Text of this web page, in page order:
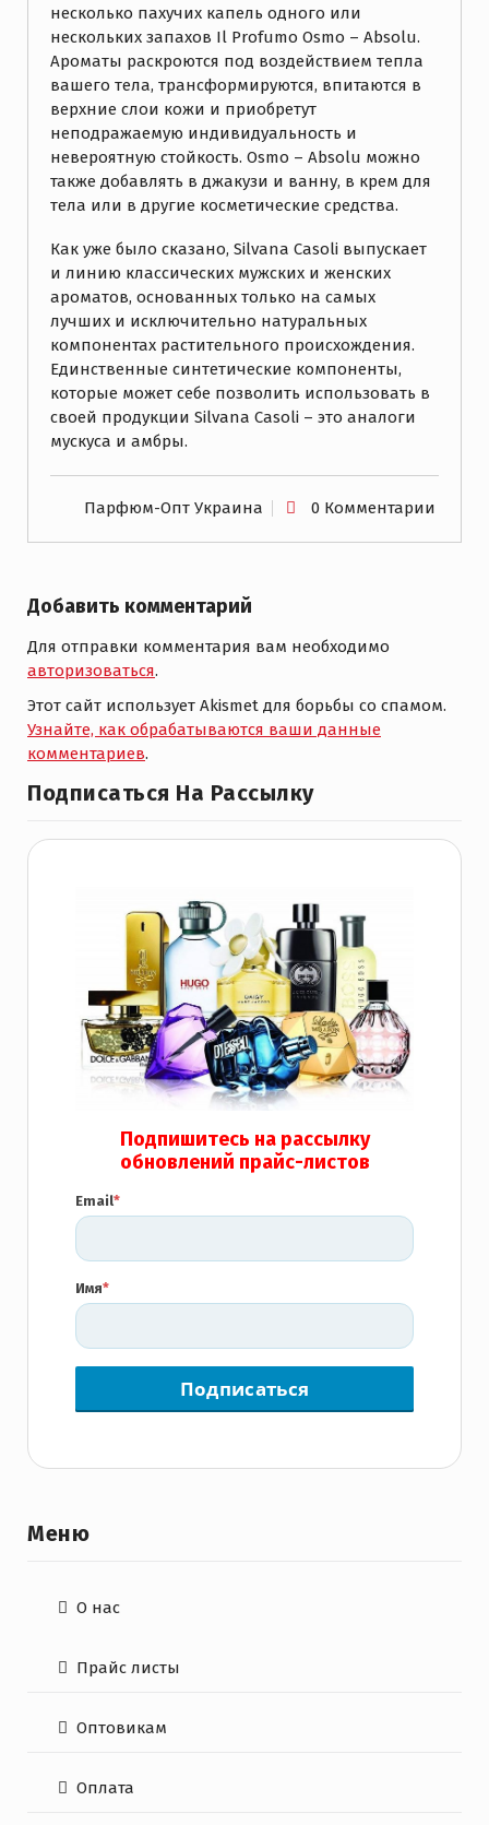
несколько пахучих капель одного или
нескольких запахов Il Profumo Osmo – Absolu.
Ароматы раскроются под воздействием тепла
вашего тела, трансформируются, впитаются в
верхние слои кожи и приобретут
неподражаемую индивидуальность и
невероятную стойкость. Osmo – Absolu можно
также добавлять в джакузи и ванну, в крем для
тела или в другие косметические средства.
Как уже было сказано, Silvana Casoli выпускает
и линию классических мужских и женских
ароматов, основанных только на самых
лучших и исключительно натуральных
компонентах растительного происхождения.
Единственные синтетические компоненты,
которые может себе позволить использовать в
своей продукции Silvana Casoli – это аналоги
мускуса и амбры.
Парфюм-Опт Украина 0 Комментарии
Добавить комментарий
Для отправки комментария вам необходимо
авторизоваться.
Этот сайт использует Akismet для борьбы со спамом.
Узнайте, как обрабатываются ваши данные
комментариев.
Подписаться На Рассылку
Подпишитесь на рассылку
обновлений прайс-листов
Email*
Имя*
Подписаться
Меню
О нас
Прайс листы
Оптовикам
Оплата